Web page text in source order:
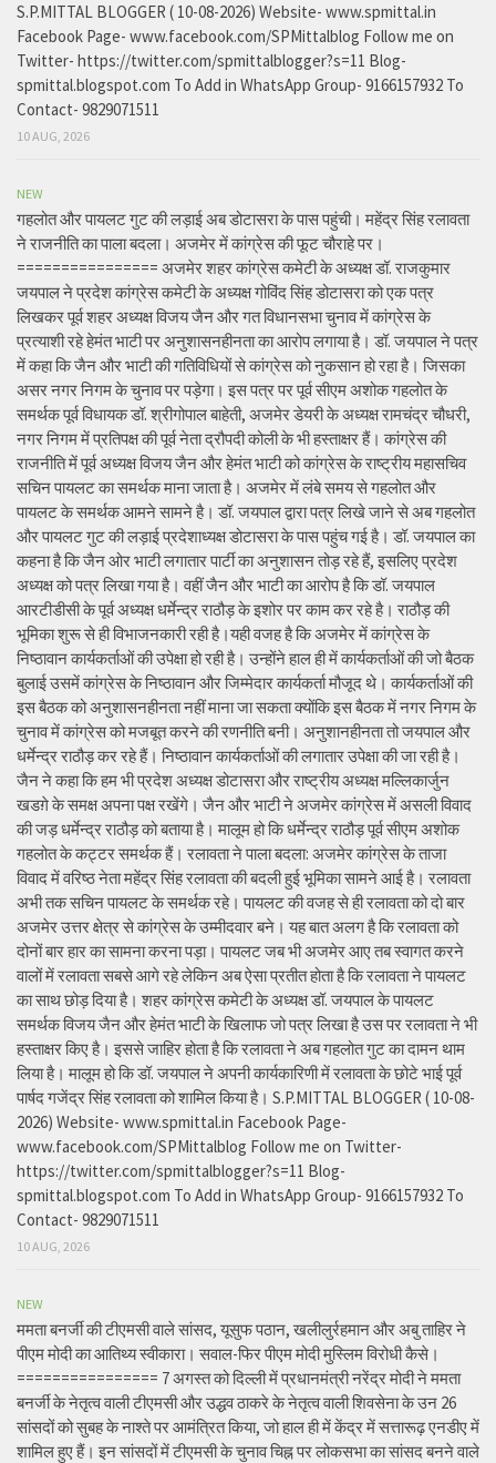
S.P.MITTAL BLOGGER ( 10-08-2026) Website- www.spmittal.in
Facebook Page- www.facebook.com/SPMittalblog Follow me on
Twitter- https://twitter.com/spmittalblogger?s=11 Blog-
spmittal.blogspot.com To Add in WhatsApp Group- 9166157932 To
Contact- 9829071511
10 AUG, 2026
NEW
गहलोत और पायलट गुट की लड़ाई अब डोटासरा के पास पहुंची। महेंद्र सिंह रलावता
ने राजनीति का पाला बदला। अजमेर में कांग्रेस की फूट चौराहे पर।
================ अजमेर शहर कांग्रेस कमेटी के अध्यक्ष डॉ. राजकुमार
जयपाल ने प्रदेश कांग्रेस कमेटी के अध्यक्ष गोविंद सिंह डोटासरा को एक पत्र
लिखकर पूर्व शहर अध्यक्ष विजय जैन और गत विधानसभा चुनाव में कांग्रेस के
प्रत्याशी रहे हेमंत भाटी पर अनुशासनहीनता का आरोप लगाया है। डॉ. जयपाल ने पत्र
में कहा कि जैन और भाटी की गतिविधियों से कांग्रेस को नुकसान हो रहा है। जिसका
असर नगर निगम के चुनाव पर पड़ेगा। इस पत्र पर पूर्व सीएम अशोक गहलोत के
समर्थक पूर्व विधायक डॉ. श्रीगोपाल बाहेती, अजमेर डेयरी के अध्यक्ष रामचंद्र चौधरी,
नगर निगम में प्रतिपक्ष की पूर्व नेता द्रौपदी कोली के भी हस्ताक्षर हैं। कांग्रेस की
राजनीति में पूर्व अध्यक्ष विजय जैन और हेमंत भाटी को कांग्रेस के राष्ट्रीय महासचिव
सचिन पायलट का समर्थक माना जाता है। अजमेर में लंबे समय से गहलोत और
पायलट के समर्थक आमने सामने है। डॉ. जयपाल द्वारा पत्र लिखे जाने से अब गहलोत
और पायलट गुट की लड़ाई प्रदेशाध्यक्ष डोटासरा के पास पहुंच गई है। डॉ. जयपाल का
कहना है कि जैन ओर भाटी लगातार पार्टी का अनुशासन तोड़ रहे हैं, इसलिए प्रदेश
अध्यक्ष को पत्र लिखा गया है। वहीं जैन और भाटी का आरोप है कि डॉ. जयपाल
आरटीडीसी के पूर्व अध्यक्ष धर्मेन्द्र राठौड़ के इशोर पर काम कर रहे है। राठौड़ की
भूमिका शुरू से ही विभाजनकारी रही है।यही वजह है कि अजमेर में कांग्रेस के
निष्ठावान कार्यकर्ताओं की उपेक्षा हो रही है। उन्होंने हाल ही में कार्यकर्ताओं की जो बैठक
बुलाई उसमें कांग्रेस के निष्ठावान और जिम्मेदार कार्यकर्ता मौजूद थे। कार्यकर्ताओं की
इस बैठक को अनुशासनहीनता नहीं माना जा सकता क्योंकि इस बैठक में नगर निगम के
चुनाव में कांग्रेस को मजबूत करने की रणनीति बनी। अनुशानहीनता तो जयपाल और
धर्मेन्द्र राठौड़ कर रहे हैं। निष्ठावान कार्यकर्ताओं की लगातार उपेक्षा की जा रही है।
जैन ने कहा कि हम भी प्रदेश अध्यक्ष डोटासरा और राष्ट्रीय अध्यक्ष मल्लिकार्जुन
खडग़े के समक्ष अपना पक्ष रखेंगे। जैन और भाटी ने अजमेर कांग्रेस में असली विवाद
की जड़ धर्मेन्द्र राठौड़ को बताया है। मालूम हो कि धर्मेन्द्र राठौड़ पूर्व सीएम अशोक
गहलोत के कट्टर समर्थक हैं। रलावता ने पाला बदला: अजमेर कांग्रेस के ताजा
विवाद में वरिष्ठ नेता महेंद्र सिंह रलावता की बदली हुई भूमिका सामने आई है। रलावता
अभी तक सचिन पायलट के समर्थक रहे। पायलट की वजह से ही रलावता को दो बार
अजमेर उत्तर क्षेत्र से कांग्रेस के उम्मीदवार बने। यह बात अलग है कि रलावता को
दोनों बार हार का सामना करना पड़ा। पायलट जब भी अजमेर आए तब स्वागत करने
वालों में रलावता सबसे आगे रहे लेकिन अब ऐसा प्रतीत होता है कि रलावता ने पायलट
का साथ छोड़ दिया है। शहर कांग्रेस कमेटी के अध्यक्ष डॉ. जयपाल के पायलट
समर्थक विजय जैन और हेमंत भाटी के खिलाफ जो पत्र लिखा है उस पर रलावता ने भी
हस्ताक्षर किए है। इससे जाहिर होता है कि रलावता ने अब गहलोत गुट का दामन थाम
लिया है। मालूम हो कि डॉ. जयपाल ने अपनी कार्यकारिणी में रलावता के छोटे भाई पूर्व
पार्षद गजेंद्र सिंह रलावता को शामिल किया है। S.P.MITTAL BLOGGER ( 10-08-
2026) Website- www.spmittal.in Facebook Page-
www.facebook.com/SPMittalblog Follow me on Twitter-
https://twitter.com/spmittalblogger?s=11 Blog-
spmittal.blogspot.com To Add in WhatsApp Group- 9166157932 To
Contact- 9829071511
10 AUG, 2026
NEW
ममता बनर्जी की टीएमसी वाले सांसद, यूसुफ पठान, खलीलुर्रहमान और अबु ताहिर ने
पीएम मोदी का आतिथ्य स्वीकारा। सवाल-फिर पीएम मोदी मुस्लिम विरोधी कैसे।
================ 7 अगस्त को दिल्ली में प्रधानमंत्री नरेंद्र मोदी ने ममता
बनर्जी के नेतृत्व वाली टीएमसी और उद्धव ठाकरे के नेतृत्व वाली शिवसेना के उन 26
सांसदों को सुबह के नाश्ते पर आमंत्रित किया, जो हाल ही में केंद्र में सत्तारूढ़ एनडीए में
शामिल हुए हैं। इन सांसदों में टीएमसी के चुनाव चिह्न पर लोकसभा का सांसद बनने वाले